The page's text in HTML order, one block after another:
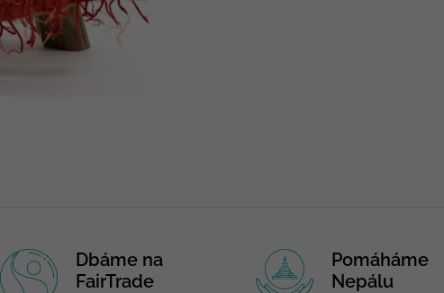
Dbáme na
FairTrade
Pomáháme
Nepálu